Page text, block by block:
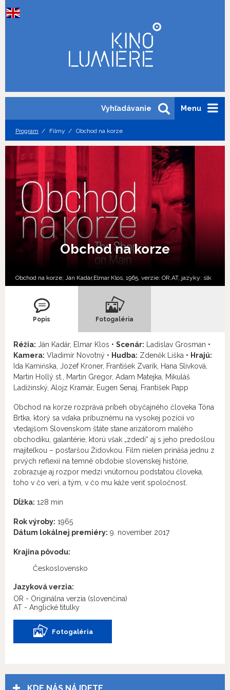
Menu
Vyhľadávanie
Program Filmy Obchod na korze
Obchod na korze
Obchod na korze; Ján Kadár,Elmar Klos, 1965, verzie: OR, AT, jazyky: slk
Popis Fotogaléria
Réžia: Ján Kadár, Elmar Klos • Scenár: Ladislav Grosman •
Kamera: Vladimír Novotný • Hudba: Zdeněk Liška • Hrajú:
Ida Kamińska, Jozef Kroner, František Zvarík, Hana Slivková,
Martin Hollý st., Martin Gregor, Adam Matejka, Mikuláš
Ladižinský, Alojz Kramár, Eugen Senaj, František Papp
Obchod na korze rozpráva príbeh obyčajného človeka Tóna
Brtka, ktorý sa vďaka príbuznému na vysokej pozícii vo
vtedajšom Slovenskom štáte stane arizátorom malého
obchodíku, galantérie, ktorú však „zdedí“ aj s jeho predošlou
majiteľkou – postaršou Židovkou. Film nielen prináša jednu z
prvých reflexií na temné obdobie slovenskej histórie,
zobrazuje aj rozpor medzi vnútornou podstatou človeka,
toho v čo verí, a tým, v čo mu káže veriť spoločnosť.
Dĺžka: 128 min
Rok výroby: 1965
Dátum lokálnej premiéry: 9. november 2017
Krajina pôvodu:
Československo
Jazyková verzia:
OR - Originálna verzia (slovenčina)
AT - Anglické titulky
Fotogaléria
KDE NÁS NÁJDETE